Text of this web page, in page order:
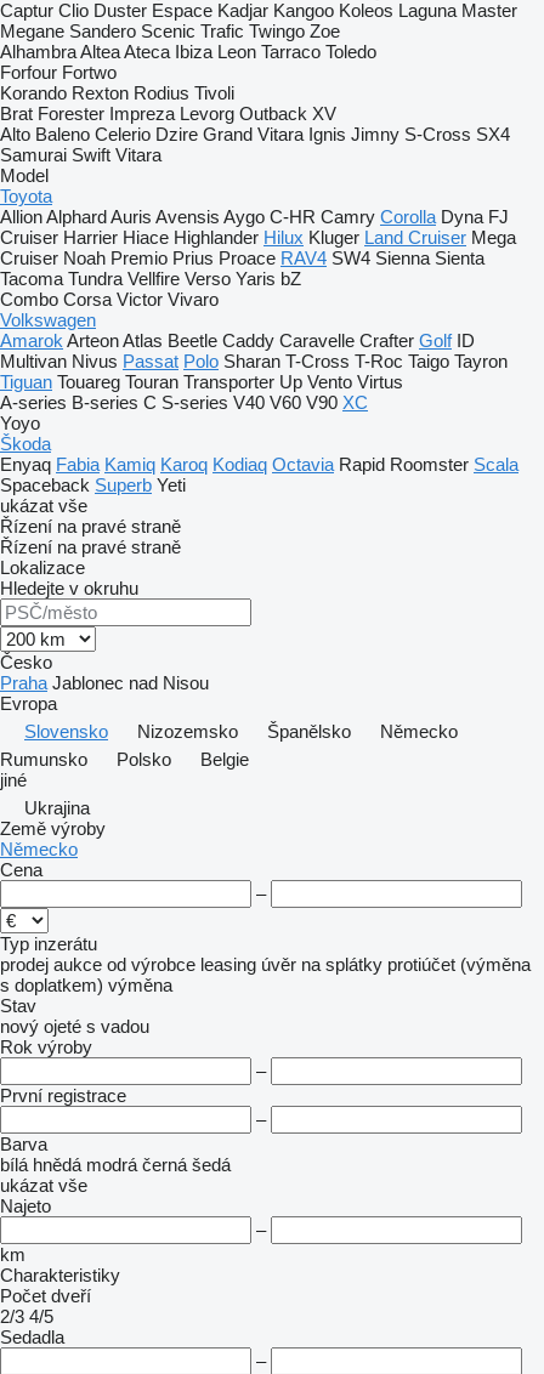
Captur Clio Duster Espace Kadjar Kangoo Koleos Laguna Master
Megane Sandero Scenic Trafic Twingo Zoe
AlhambraAlteaAteca Ibiza Leon Tarraco Toledo
Forfour Fortwo
Korando Rexton Rodius Tivoli
Brat Forester Impreza Levorg Outback XV
Alto Baleno Celerio Dzire Grand Vitara Ignis Jimny S-Cross SX4
Samurai Swift Vitara
Model
Toyota
AllionAlphardAuris Avensis Aygo C-HR Camry Corolla Dyna FJ
Cruiser Harrier Hiace Highlander Hilux Kluger Land Cruiser Mega
Cruiser Noah Premio Prius Proace RAV4 SW4 Sienna Sienta
Tacoma Tundra Vellfire Verso Yaris bZ
Combo Corsa Victor Vivaro
Volkswagen
Amarok ArteonAtlas Beetle Caddy Caravelle Crafter Golf ID
Multivan Nivus Passat Polo Sharan T-Cross T-Roc Taigo Tayron
Tiguan Touareg Touran Transporter Up Vento Virtus
A-series B-series C S-series V40 V60 V90 XC
Yoyo
Škoda
Enyaq Fabia Kamiq Karoq Kodiaq Octavia Rapid Roomster Scala
Spaceback Superb Yeti
ukázat vše
Řízení na pravé straně
Řízení na pravé straně
Lokalizace
Hledejte v okruhu
Česko
Praha Jablonec nad Nisou
Evropa
Slovensko
Nizozemsko Španělsko
Německo
Rumunsko
Polsko
Belgie
jiné
Ukrajina
Země výroby
Německo
Cena
–
Typ inzerátu
prodej aukce od výrobce leasing úvěr na splátky protiúčet (výměna
s doplatkem) výměna
Stav
nový ojeté s vadou
Rok výroby
–
První registrace
–
Barva
bílá hnědá modrá černá šedá
ukázat vše
Najeto
–
km
Charakteristiky
Počet dveří
2/3 4/5
Sedadla
–